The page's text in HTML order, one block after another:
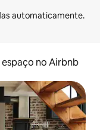
espaço no Airbnb